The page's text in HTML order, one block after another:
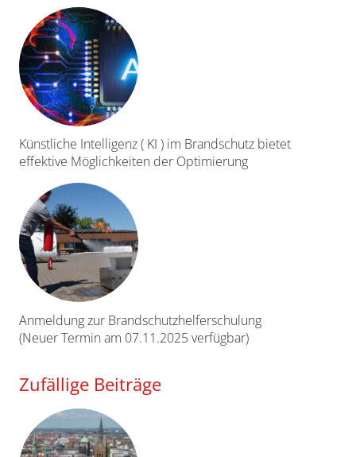
Künstliche Intelligenz ( KI ) im Brandschutz bietet
effektive Möglichkeiten der Optimierung
Anmeldung zur Brandschutzhelferschulung
(Neuer Termin am 07.11.2025 verfügbar)
Zufällige Beiträge